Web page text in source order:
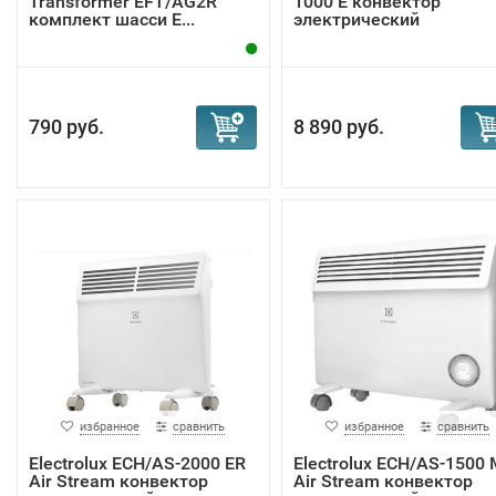
домой и не тратить много электричества в период
отсутствия. Функция родительского контроля особенно
Модуль Wi-Fi и объединение
Возможность объединения конвекторов Electrolux в
комплект шасси E...
790 руб.
электрический
8 890 руб.
избранное сравнить
Electrolux ECH/AS-2000 ER
Air Stream конвектор
избранное сравнить
Electrolux ECH/AS-1500
Air Stream конвектор